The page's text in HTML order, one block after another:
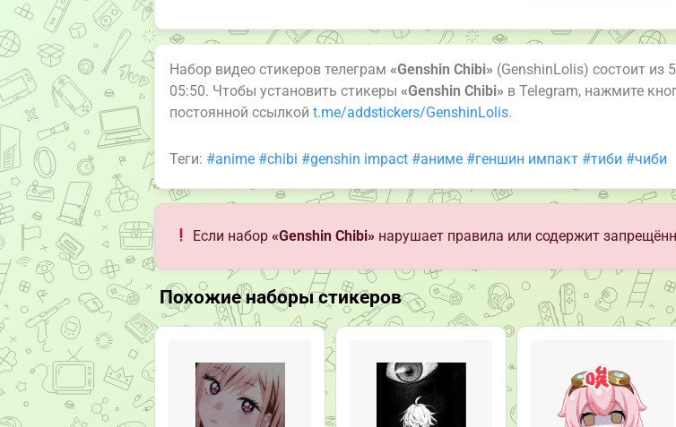
Набор видео стикеров телеграм «Genshin Chibi» (GenshinLolis) состоит из
05:50. Чтобы установить стикеры «Genshin Chibi» в Telegram, нажмите
постоянной ссылкой t.me/addstickers/GenshinLolis.
Теги: #anime #chibi #genshin impact #аниме #геншин импакт #тиби #чиби
Если набор«Genshin Chibi» нарушает правила или содержит
Похожие наборы стикеров